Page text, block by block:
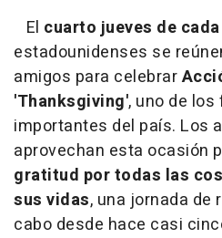
El cuarto jueves de
estadounidenses se
amigos para celebrar
'Thanksgiving', uno de
importantes del país. Los
aprovechan esta ocasión
gratitud por todas las
sus vidas, una jornada de
cabo desde hace casi